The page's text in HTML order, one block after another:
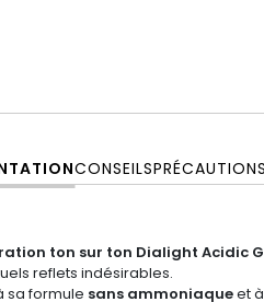
CONSEILSPRÉCAUTIONS
ton sur ton Dialight Acidic
reflets indésirables.
sa formule sans ammoniaqueet